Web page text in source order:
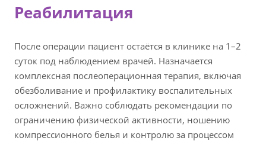
Реабилитация
После операции пациент остаётся в клинике на 1–2
суток под наблюдением врачей. Назначается
комплексная послеоперационная терапия, включая
обезболивание и профилактику воспалительных
осложнений. Важно соблюдать рекомендации по
ограничению физической активности, ношению
компрессионного белья и контролю за процессом